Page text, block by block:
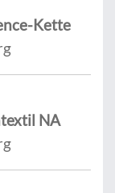
Kette
NA